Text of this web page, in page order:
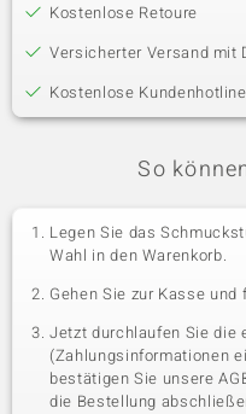
Kostenlose Retoure
Versicherter Versand mit
Kostenlose
So
Legen Sie das
Wahl in den Warenkorb.
Gehen Sie zur Kasse
Jetzt durchlaufen Sie die
(Zahlungsinformationen
bestätigen Sie unsere
die Bestellung